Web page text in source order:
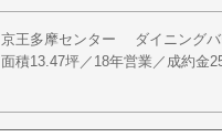
京王多摩センター ダイニングバ
面積13.47坪／18年営業／成約金